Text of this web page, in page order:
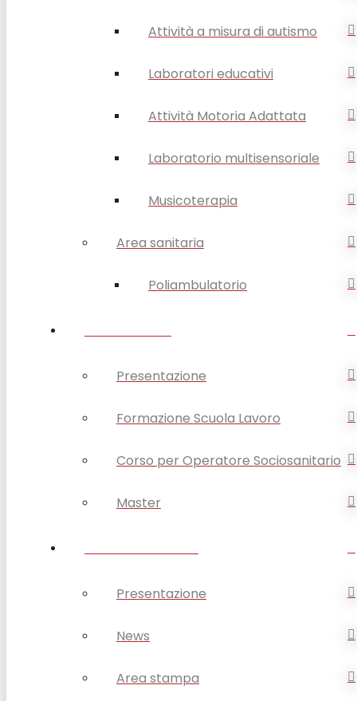
Attività a misura di autismo
Laboratori educativi
Attività Motoria Adattata
Laboratorio multisensoriale
Musicoterapia
Area sanitaria
Poliambulatorio
Presentazione
Formazione Scuola Lavoro
Corso per Operatore Sociosanitario
Master
Presentazione
News
Area stampa